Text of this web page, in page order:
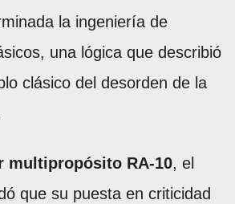
la ingeniería de
una lógica que describió
clásico del desorden de la
multipropósito RA-10, el
que su puesta en criticidad